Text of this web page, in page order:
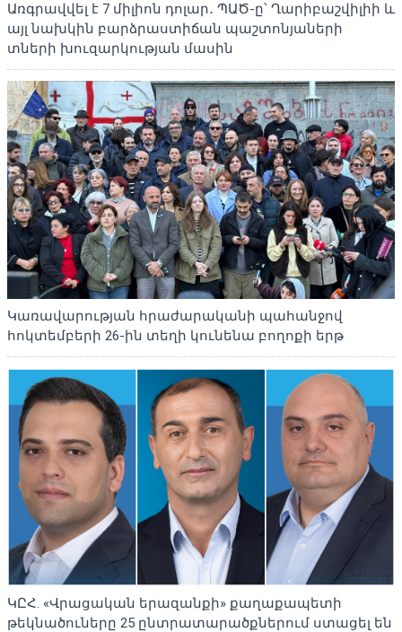
Առգրավվել է 7 միլիոն դոլար․ ՊԱԾ-ը՝ Ղարիբաշվիլիի և
այլ նախկին բարձրաստիճան պաշտոնյաների
տների խուզարկության մասին
Կառավարության հրաժարականի պահանջով
հոկտեմբերի 26-ին տեղի կունենա բողոքի երթ
ԿԸՀ. «Վրացական երազանքի» քաղաքապետի
թեկնածուները 25 ընտրատարածքներում ստացել են